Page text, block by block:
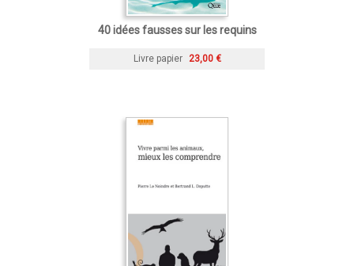
40 idées fausses sur les requins
Livre papier 23,00 €